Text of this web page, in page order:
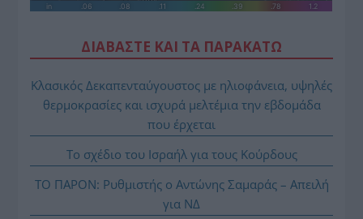
ΔΙΑΒΑΣΤΕ ΚΑΙ ΤΑ ΠΑΡΑΚΑΤΩ
Κλασικός Δεκαπενταύγουστος με ηλιοφάνεια, υψηλές
θερμοκρασίες και ισχυρά μελτέμια την εβδομάδα
που έρχεται
Το σχέδιο του Ισραήλ για τους Κούρδους
ΤΟ ΠΑΡΟΝ: Ρυθμιστής ο Αντώνης Σαμαράς – Απειλή
για ΝΔ